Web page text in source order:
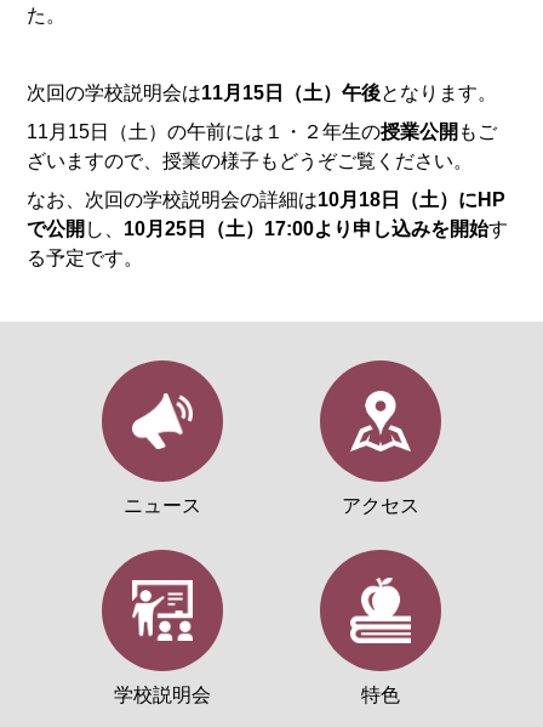
た。
次回の学校説明会は11月15日（土）午後となります。
11月15日（土）の午前には１・２年生の授業公開 もご
ざいますので、授業の様子もどうぞご覧ください。
なお、次回の学校説明会の詳細は10月18日（土）にHP
で公開 し、 10月25日（土）17:00より申し込みを開始す
る予定です。
ニュース アクセス
学校説明会 特色